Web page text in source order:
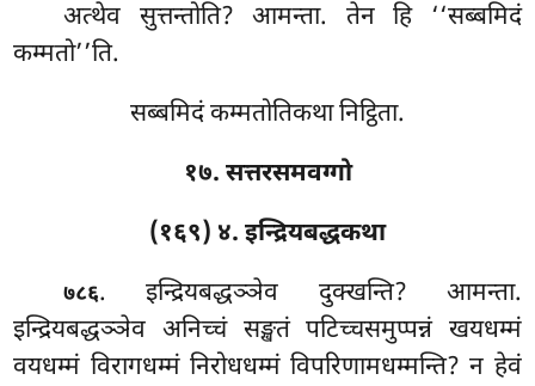
अत्थेव सुत्तन्तोति? आमन्ता. तेन हि ‘‘सब्बमिदं
कम्मतो’’ति.
सब्बमिदं कम्मतोतिकथा निट्ठिता.
१७. सत्तरसमवग्गो
(१६९) ४. इन्द्रियबद्धकथा
७८६. इन्द्रियबद्धञ्ञेव दुक्खन्ति? आमन्ता.
इन्द्रियबद्धञ्ञेव अनिच्चं सङ्खतं पटिच्चसमुप्पन्नं खयधम्मं
वयधम्मं विरागधम्मं निरोधधम्मं विपरिणामधम्मन्ति? न हेवं